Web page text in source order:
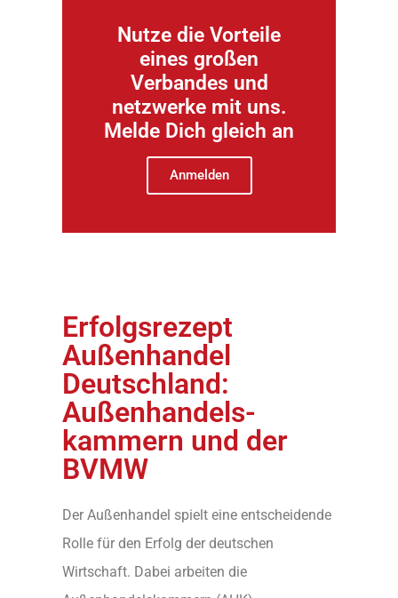
Nutze die Vorteile
eines großen
Verbandes und
netzwerke mit uns.
Melde Dich gleich an
Anmelden
Erfolgsrezept
Außenhandel
Deutschland:
Außenhandels-
kammern und der
BVMW
Der Außenhandel spielt eine entscheidende
Rolle für den Erfolg der deutschen
Wirtschaft. Dabei arbeiten die